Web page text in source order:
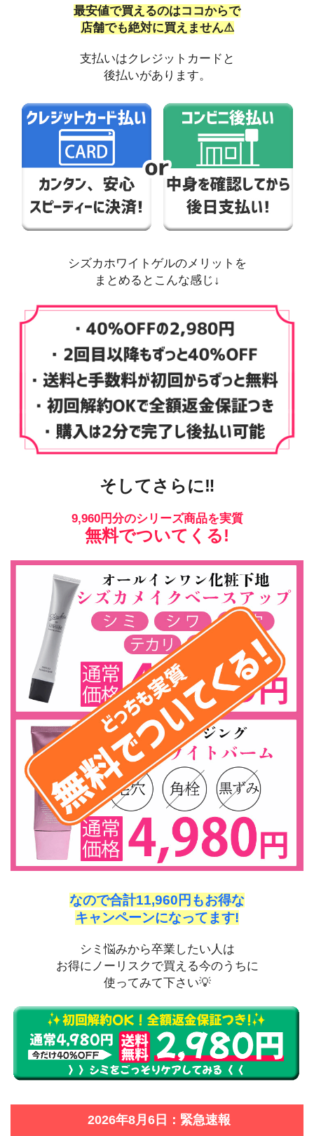
最安値で買えるのはココからで
店舗でも絶対に買えません⚠
支払いはクレジットカードと
後払いがあります。
シズカホワイトゲルのメリットを
まとめるとこんな感じ↓
そしてさらに‼
9,960円分のシリーズ商品を実質
無料でついてくる!
なので合計11,960円もお得な
キャンペーンになってます!
シミ悩みから卒業したい人は
お得にノーリスクで買える今のうちに
使ってみて下さい💡
2026年8月6日：緊急速報